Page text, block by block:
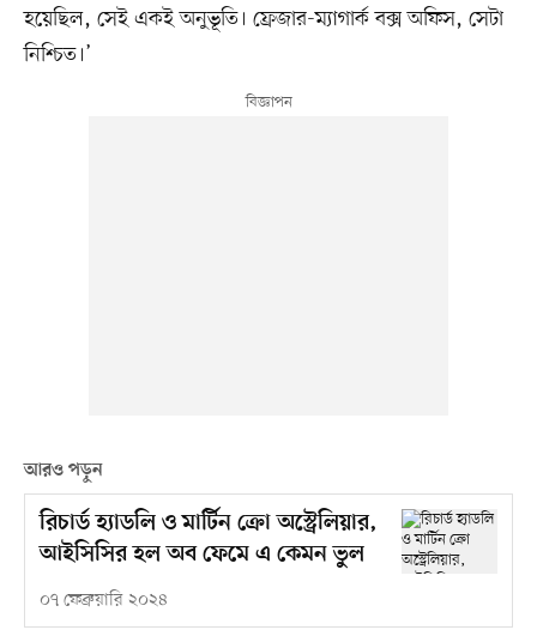
হয়েছিল, সেই একই অনুভূতি। ফ্রেজার-ম্যাগার্ক বক্স অফিস, সেটা
নিশ্চিত।’
আরও পড়ুন
রিচার্ড হ্যাডলি ও মার্টিন ক্রো অস্ট্রেলিয়ার,
আইসিসির হল অব ফেমে এ কেমন ভুল
০৭ ফেব্রুয়ারি ২০২৪